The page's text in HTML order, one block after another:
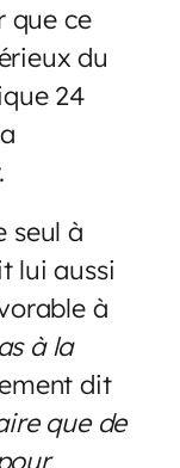
que ce
du
24
seul à
lui aussi
à
à la
dit
que de